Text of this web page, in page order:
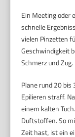
Ein Meeting oder
schnelle
vielen Pinzetten
Geschwindigkeit
Schmerz und Zug.
Plane rund 20 bis
Epilieren straff.
einem kalten
Duftstoffen. So
Zeit hast, ist ein